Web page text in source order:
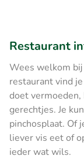
Restaurant
Wees welkom bij
restaurant vind
doet vermoeden,
gerechtjes. Je
pinchosplaat. Of
liever vis eet of
ieder wat wils.